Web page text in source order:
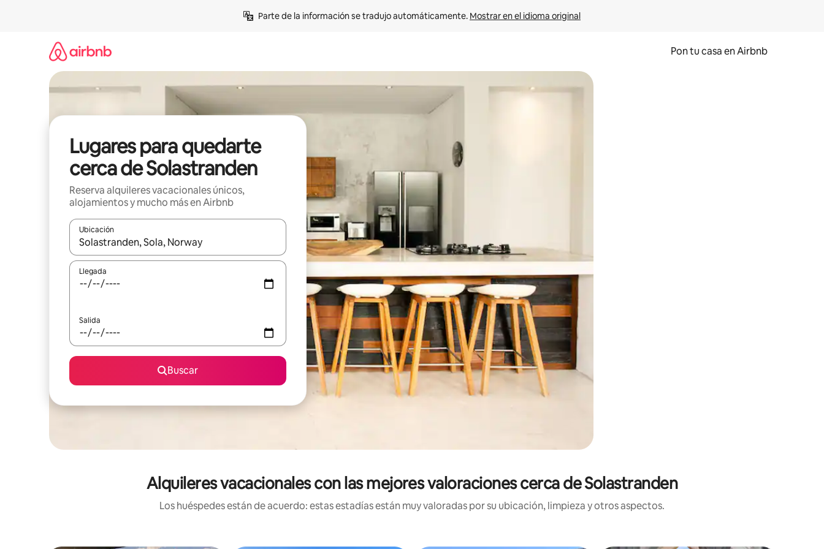
Parte de la información se tradujo automáticamente. Mostrar en el idioma original
Pon tu casa en Airbnb
Lugares para quedarte
cerca de Solastranden
Reserva alquileres vacacionales únicos,
alojamientos y mucho más en Airbnb
Ubicación
Cuando los resultados estén disponibles, navega con las teclas de flecha hacia arriba y hacia abajo o explora con el tacto o desliza el dedo.
Llegada
Salida
Buscar
Alquileres vacacionales con las mejores valoraciones cerca de Solastranden
Los huéspedes están de acuerdo: estas estadías están muy valoradas por su ubicación, limpieza y otros aspectos.